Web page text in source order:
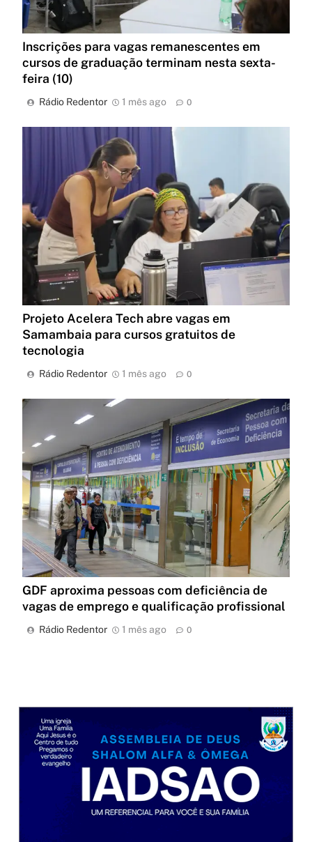
Inscrições para vagas remanescentes em
cursos de graduação terminam nesta sexta-
feira (10)
Rádio Redentor 1 mês ago 0
Projeto Acelera Tech abre vagas em
Samambaia para cursos gratuitos de
tecnologia
Rádio Redentor 1 mês ago 0
GDF aproxima pessoas com deficiência de
vagas de emprego e qualificação profissional
Rádio Redentor 1 mês ago 0